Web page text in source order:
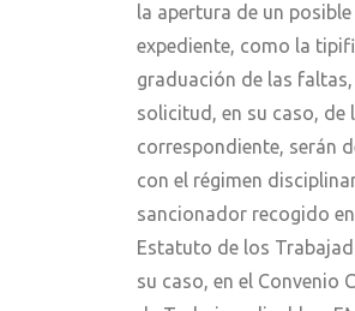
la apertura de un posible
expediente, como la
graduación de las
solicitud, en su caso, de
correspondiente, serán
con el régimen
sancionador recogido
Estatuto de los
su caso, en el Convenio